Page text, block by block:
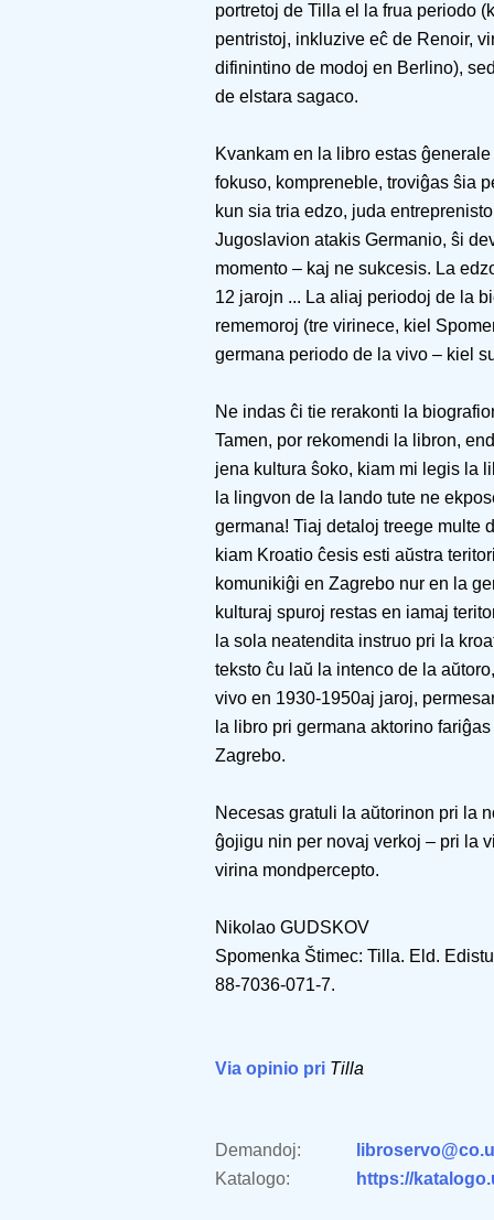
portretoj de Tilla el la frua periodo
pentristoj, inkluzive eĉ de Renoir,
difinintino de modoj en Berlino),
de elstara sagaco.
Kvankam en la libro estas
fokuso, kompreneble, troviĝas ŝia
kun sia tria edzo, juda
Jugoslavion atakis Germanio, ŝi
momento – kaj ne sukcesis. La
12 jarojn ... La aliaj periodoj de la
rememoroj (tre virinece, kiel
germana periodo de la vivo – kiel
Ne indas ĉi tie rerakonti la
Tamen, por rekomendi la libron,
jena kultura ŝoko, kiam mi legis la
la lingvon de la lando tute ne
germana! Tiaj detaloj treege multe
kiam Kroatio ĉesis esti aŭstra
komunikiĝi en Zagrebo nur en la
kulturaj spuroj restas en iamaj
la sola neatendita instruo pri la
teksto ĉu laŭ la intenco de la
vivo en 1930-1950aj jaroj,
la libro pri germana aktorino
Zagrebo.
Necesas gratuli la aŭtorinon pri la
ĝojigu nin per novaj verkoj – pri la
virina mondpercepto.
Nikolao GUDSKOV
Spomenka Štimec: Tilla. Eld.
88-7036-071-7.
Via opinio pri Tilla
Demandoj:
Katalogo:
https://